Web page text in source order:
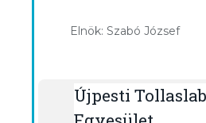
Elnök: Szabó József
Újpesti